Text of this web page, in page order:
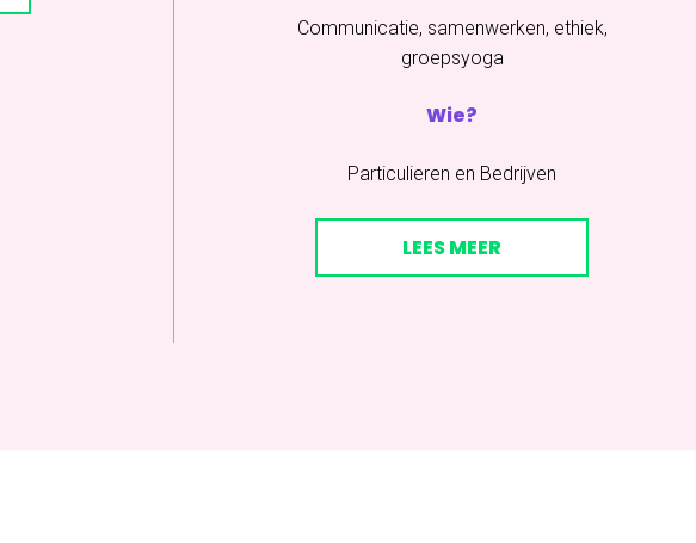
Communicatie, samenwerken, ethiek,
groepsyoga
Wie?
Particulieren en Bedrijven
LEES MEER